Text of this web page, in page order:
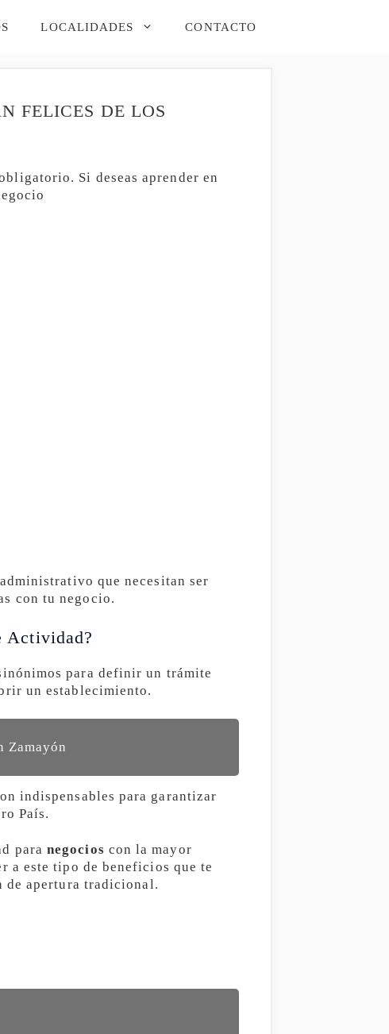
LOCALIDADES CONTACTO
FELICES DE LOS
Si deseas aprender en
que necesitan ser
con tu negocio.
Actividad?
para definir un trámite
un establecimiento.
Zamayón
indispensables para garantizar
País.
paranegocios con la mayor
a este tipo de beneficios que te
apertura tradicional.